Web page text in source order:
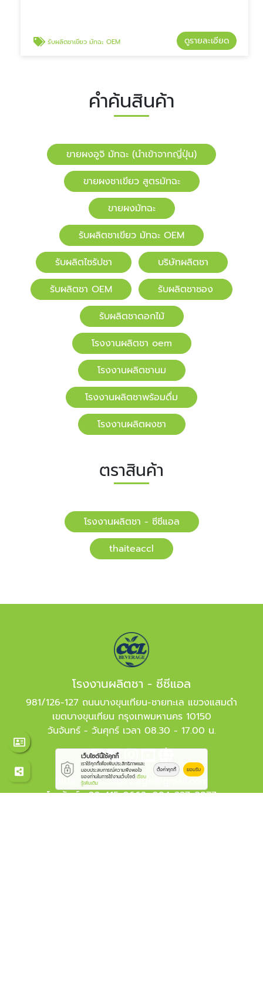
รับผลิตชาเขียว มัทฉะ OEM ดูรายละเอียด
คำค้นสินค้า
ขายผงอูจิ มัทฉะ (นำเข้าจากญี่ปุ่น)
ขายผงชาเขียว สูตรมัทฉะ
ขายผงมัทฉะ
รับผลิตชาเขียว มัทฉะ OEM
รับผลิตไซรัปชา
บริษัทผลิตชา
รับผลิตชา OEM
รับผลิตชาซอง
รับผลิตชาดอกไม้
โรงงานผลิตชา oem
โรงงานผลิตชานม
โรงงานผลิตชาพร้อมดื่ม
โรงงานผลิตผงชา
ตราสินค้า
โรงงานผลิตชา - ซีซีแอล
​​thaiteaccl
โรงงานผลิตชา - ซีซีแอล
981/126-127 ถนนบางขุนเทียน-ชายทะเล แขวงแสมดำ
เขตบางขุนเทียน กรุงเทพมหานคร 10150
วันจันทร์ - วันศุกร์ เวลา 08.30 - 17.00 น.
อีเมล :info.cclbevrage@gmail.com
โทรศัพท์ :02-415-0662,094-327-8877
เว็บไซต์นี้ใช้คุกกี้
เราใช้คุกกี้เพื่อเพิ่มประสิทธิภาพและ
มอบประสบการณ์ความพึงพอใจ
ของท่านในการใช้งานเว็บไซต์ เรียน
รู้เพิ่มเติม
ตั้งค่าคุกกี้ ยอมรับ